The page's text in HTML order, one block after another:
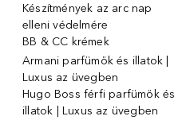
Készítmények az arc nap
elleni védelmére
BB & CC krémek
Armani parfümök és illatok |
Luxus az üvegben
Hugo Boss férfi parfümök és
illatok | Luxus az üvegben